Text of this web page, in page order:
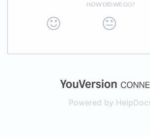
HOW DID WE DO?
Powered by